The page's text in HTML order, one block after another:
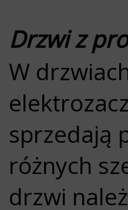
Drzwi z
W
sprzedają
różnych
drzwi